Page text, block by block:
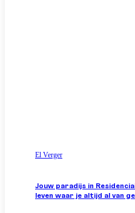
El Verger
Jouw paradijs in
leven waar je altijd al van